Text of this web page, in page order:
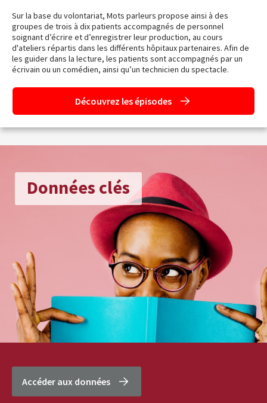
Sur la base du volontariat, Mots parleurs propose ainsi à des
groupes de trois à dix patients accompagnés de personnel
soignant d’écrire et d’enregistrer leur production, au cours
d'ateliers répartis dans les différents hôpitaux partenaires. Afin de
les guider dans la lecture, les patients sont accompagnés par un
écrivain ou un comédien, ainsi qu’un technicien du spectacle.
Découvrez les épisodes
Données clés
Accéder aux données